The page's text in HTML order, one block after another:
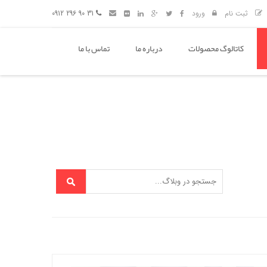
ثبت نام ورود
کاتالوگ محصولات درباره ما تماس با ما